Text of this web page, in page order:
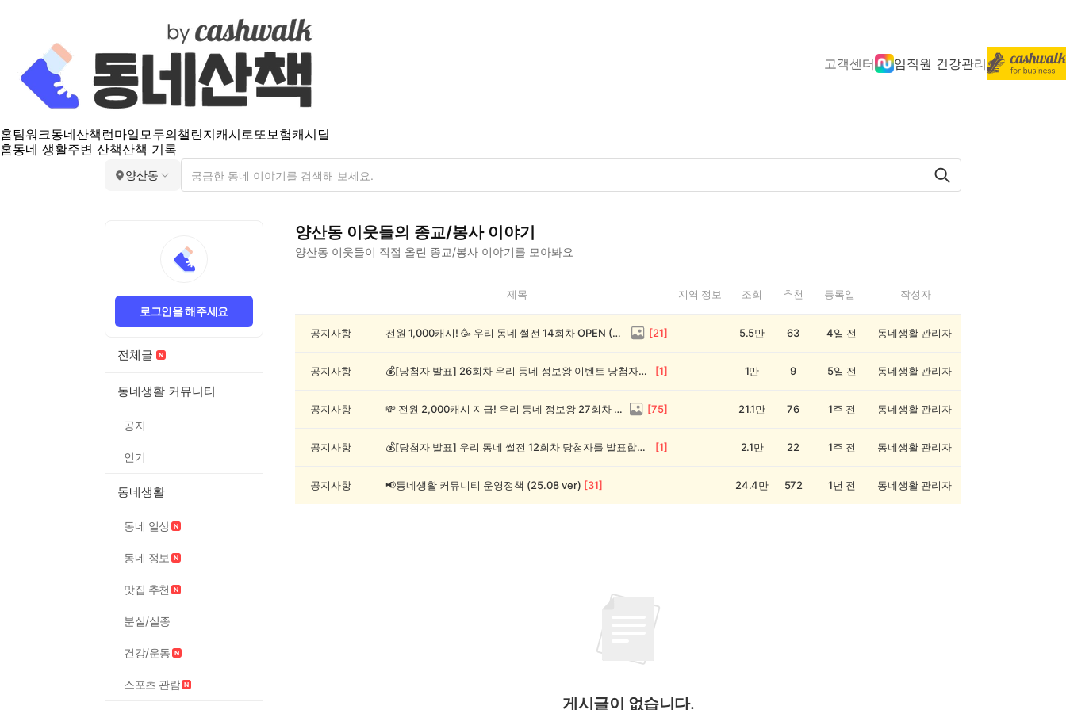
고객센터 임직원 건강관리
홈팀워크동네산책 런마일모두의챌린지캐시로또보험캐시딜
홈동네 생활주변 산책산책 기록
양산동
로그인을 해주세요
전체글
동네생활 커뮤니티
공지
인기
동네생활
동네 일상
동네 정보
맛집 추천
분실/실종
건강/운동
스포츠 관람
양산동 이웃들의 종교/봉사이야기
양산동 이웃들이 직접 올린 종교/봉사 이야기를 모아봐요
동
제목 지역 정보 조회 추천 등록일 작성자
공지사항 전원 1,000캐시! 🥳 우리 동네 썰전 14회차 OPEN (~8/17) [21] 5.5만 63 4일 전 동네생활 관리자
공지사항 💰[당첨자 발표] 26회차 우리 동네 정보왕 이벤트 당첨자를 발표합니다! [1] 1만 9 5일 전 동네생활 관리자
공지사항 💸 전원 2,000캐시 지급! 우리 동네 정보왕 27회차 (~8/10) [75] 21.1만 76 1주 전 동네생활 관리자
공지사항 💰[당첨자 발표] 우리 동네 썰전 12회차 당첨자를 발표합니다! [1] 2.1만 22 1주 전 동네생활 관리자
공지사항 📢동네생활 커뮤니티 운영정책 (25.08 ver) [31] 24.4만 572 1년 전 동네생활 관리자
게시글이 없습니다.